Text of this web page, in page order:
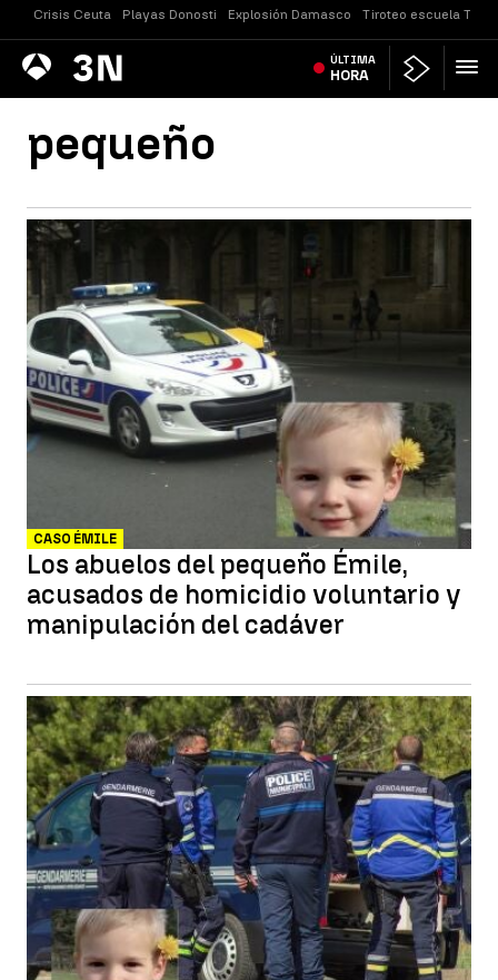
Crisis Ceuta Playas Donosti Explosión Damasco Tiroteo escuela
Antena
3 Noticias ÚLTIMA
HORA
pequeño
CASO ÉMILE
Los abuelos del pequeño Émile,
acusados de homicidio voluntario y
manipulación del cadáver